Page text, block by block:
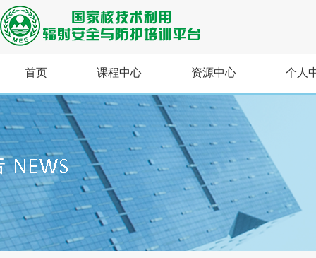
首页 课程中心 资源中心 个人